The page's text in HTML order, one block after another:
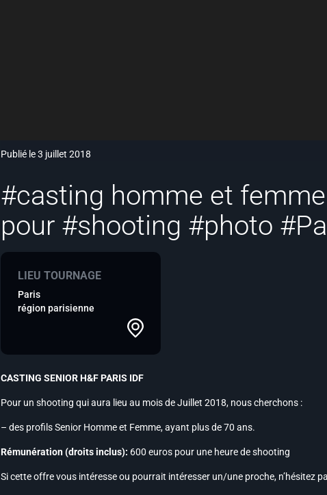
Publié le 3 juillet 2018
#casting homme et
pour #shooting #photo
LIEU TOURNAGE
Paris
région parisienne
CASTING SENIOR H&F PARIS IDF
Pour un shooting qui aura lieu au mois de Juillet 2018, nous cherchons :
– des profils Senior Homme et Femme, ayant plus de 70 ans.
Rémunération (droits inclus): 600 euros pour une heure de shooting
Si cette offre vous intéresse ou pourrait intéresser un/une proche, n’hésitez